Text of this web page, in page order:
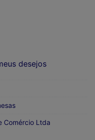
desejos
Comércio Ltda